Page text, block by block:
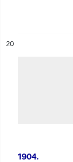
n°
20
1904.